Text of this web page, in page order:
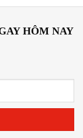
HÔM NAY